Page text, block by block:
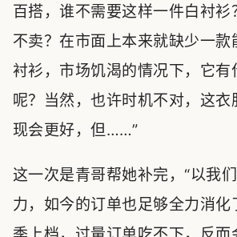
百搭，谁不需要这样一件白衬衫
不卖？在市面上本来就缺少一款
衬衫，市场饥渴的情况下，它有
呢？当然，也许时机不对，这衣
现会更好，但……”
这一次是青哥帮她补完，“以我
力，如今的订单也足够全力消化